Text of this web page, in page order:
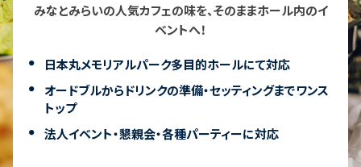
みなとみらいの人気カフェの味を、そのままホール内のイ
ベントへ！
日本丸メモリアルパーク多目的ホールにて対応
オードブルからドリンクの準備・セッティングまでワンス
トップ
法人イベント・懇親会・各種パーティーに対応